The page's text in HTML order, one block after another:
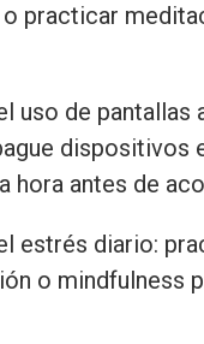
o practicar
uso de pantallas
dispositivos
hora antes de
estrés diario:
o mindfulness